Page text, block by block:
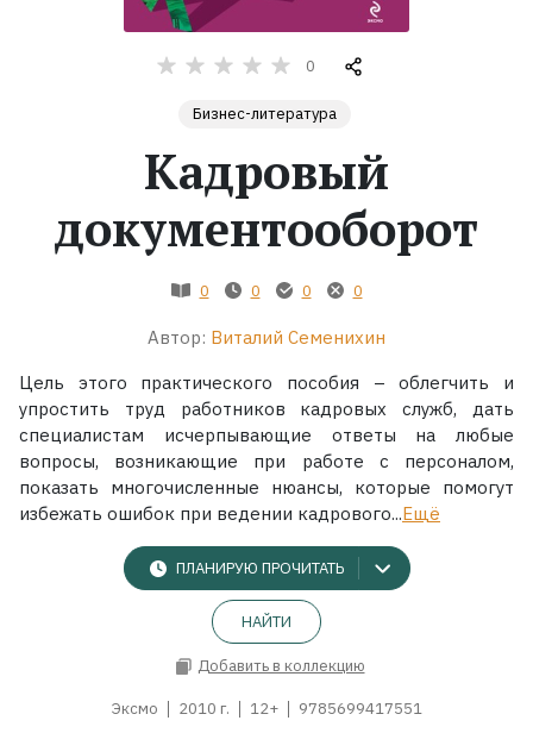
Экранизации
Коллекции
0
Бизнес-литература
Кадровый
документооборот
0 0 0 0
Автор: Виталий Семенихин
Цель этого практического пособия – облегчить и
упростить труд работников кадровых служб, дать
специалистам исчерпывающие ответы на любые
вопросы, возникающие при работе с персоналом,
показать многочисленные нюансы, которые помогут
избежать ошибок при ведении кадрового...Ещё
ПЛАНИРУЮ ПРОЧИТАТЬ
НАЙТИ
Добавить в коллекцию
Эксмо 2010 г. 12+ 9785699417551